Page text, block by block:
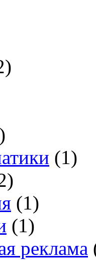
(1)
(1)
(1)
реклама